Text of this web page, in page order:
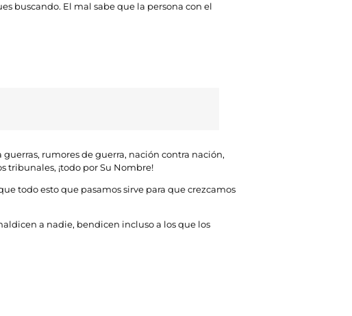
buscando. El mal sabe que la persona con el
rumores de guerra, nación contra nación,
tribunales, ¡todo por Su Nombre!
todo esto que pasamos sirve para que crezcamos
a nadie, bendicen incluso a los que los